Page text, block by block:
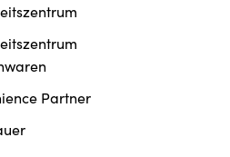
Partner